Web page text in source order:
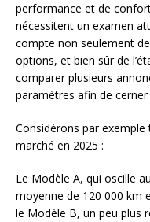
performance et de
nécessitent un examen
compte non seulement
options, et bien sûr de
comparer plusieurs
paramètres afin de
Considérons par
marché en 2025 :
Le Modèle A, qui oscille
moyenne de 120 000 km
le Modèle B, un peu plus